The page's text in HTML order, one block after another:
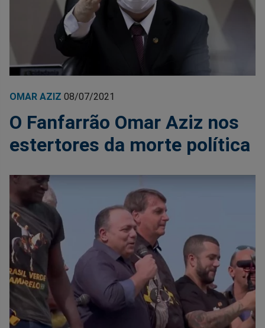
OMAR AZIZ 08/07/2021
O Fanfarrão Omar Aziz nos
estertores da morte política